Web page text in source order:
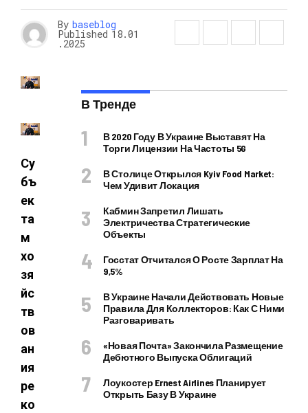
By baseblog
Published 18.01
.2025
Су
бъ
ек
та
м
хо
зя
йс
тв
ов
ан
ия
ре
ко
В Тренде
В 2020 Году В Украине Выставят На
Торги Лицензии На Частоты 5G
В Столице Открылся Kyiv Food Market:
Чем Удивит Локация
Кабмин Запретил Лишать
Электричества Стратегические
Объекты
Госстат Отчитался О Росте Зарплат На
9,5%
В Украине Начали Действовать Новые
Правила Для Коллекторов: Как С Ними
Разговаривать
«Новая Почта» Закончила Размещение
Дебютного Выпуска Облигаций
Лоукостер Ernest Airlines Планирует
Открыть Базу В Украине